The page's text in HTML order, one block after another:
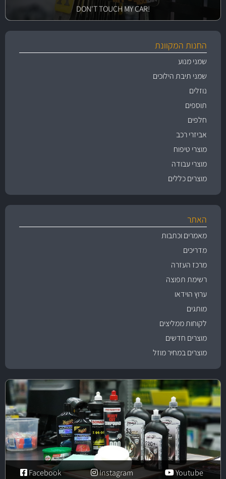
!DON'T TOUCH MY CAR
החנות המקוונת
שמני מנוע
שמני תיבת הילוכים
נוזלים
תוספים
חלפים
אביזרי רכב
מוצרי טיפוח
מוצרי עבודה
מוצרים כללים
האתר
מאמרים וכתבות
מדריכים
מרכז העזרה
רשימת תפוצה
ערוץ הוידאו
מותגים
לקוחות ממליצים
מוצרים חדשים
מוצרים במחיר מוזל
Youtube
Instagram
Facebook